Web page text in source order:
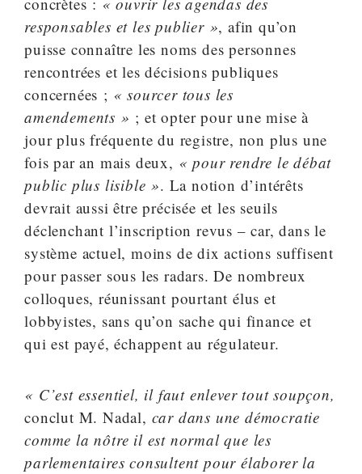
responsables et les publier », afin qu’on
puisse connaître les noms des personnes
rencontrées et les décisions publiques
concernées ; « sourcer tous les
amendements » ; et opter pour une mise à
jour plus fréquente du registre, non plus une
fois par an mais deux, « pour rendre le débat
public plus lisible ». La notion d’intérêts
devrait aussi être précisée et les seuils
déclenchant l’inscription revus – car, dans le
système actuel, moins de dix actions suffisent
pour passer sous les radars. De nombreux
colloques, réunissant pourtant élus et
lobbyistes, sans qu’on sache qui finance et
qui est payé, échappent au régulateur.
« C’est essentiel, il faut enlever tout soupçon,
conclut M. Nadal, car dans une démocratie
comme la nôtre il est normal que les
parlementaires consultent pour élaborer la